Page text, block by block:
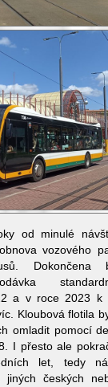
od minulé
vozového
Dokončena
a v roce 2023 k
Kloubová flotila
omladit pomocí
I přesto ale
let, tedy
jiných českých